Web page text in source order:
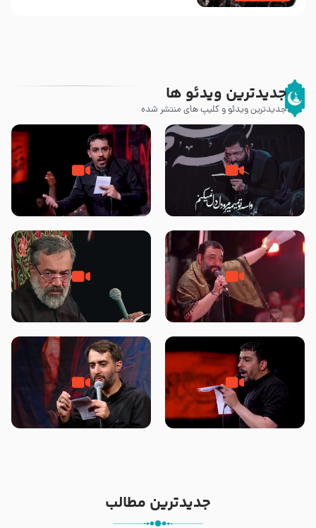
جدیدترین ویدئو ها
جدیدترین ویدئو و کلیپ های منتشر شده
مصداق کربلا – حاج حسین سیب
سرخی
شور ، حسینا! به‌ حق زهرا «أُنْظُرْ
إِلَینا» – عزاداری شب هفتم ماه
جانا جانا ابی عبدالله – کربلایی جواد
مقدم – شب هشتم محرم 1448 –
مادر منم مثل تو خمیدم – حاج
محمود کریمی – شهادت حضرت
هیئت رایة العباس علیه السلام
تک ، عبّاس، صاحب دل‌هاست –
حاج حنیف طاهری – عزاداری شب
من غلام نوکراتم من عاشق کربلاتم
– شور زمینه – شب هفتم – محرم
جدیدترین مطالب